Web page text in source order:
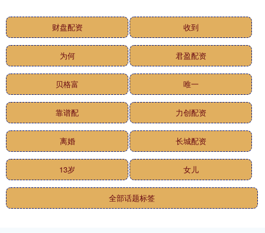
财盘配资 收到
为何 君盈配资
贝格富 唯一
靠谱配 力创配资
离婚 长城配资
13岁 女儿
全部话题标签